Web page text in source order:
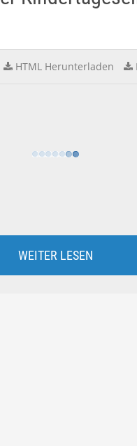
HTML Herunterladen
WEITER LESEN